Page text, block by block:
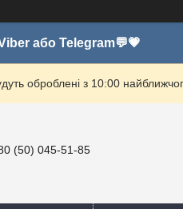
або Telegram💬💗
оброблені з 10:00
(50) 045-51-85